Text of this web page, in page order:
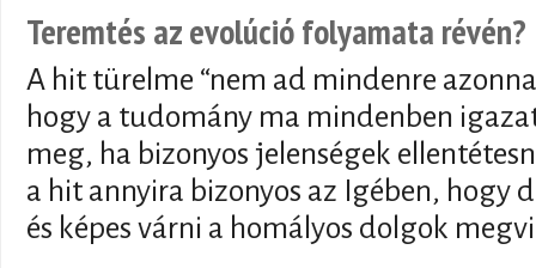
Teremtés az evolúció folyamata révén?
A hit türelme “nem ad mindenre
hogy a tudomány ma mindenben
meg, ha bizonyos jelenségek
a hit annyira bizonyos az Igében, hogy
és képes várni a homályos dolgok